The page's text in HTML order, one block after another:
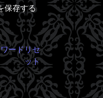
保存する
ードリセ
ット